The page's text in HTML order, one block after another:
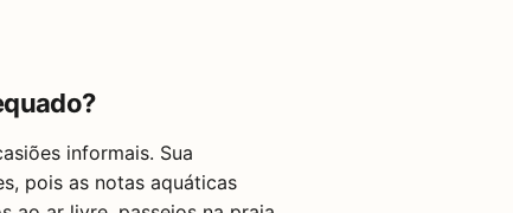
informais. Sua
pois as notas aquáticas